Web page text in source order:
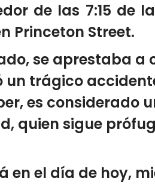
de las 7:15 de
Princeton Street.
se aprestaba a
trágico
es considerado
quien sigue
en el día de hoy,